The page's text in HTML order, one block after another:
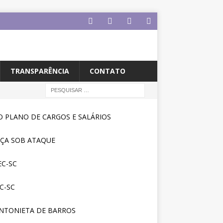
TRANSPARÊNCIA CONTATO
PLANO DE CARGOS E SALÁRIOS
SOB ATAQUE
SC
SC
DE BARROS